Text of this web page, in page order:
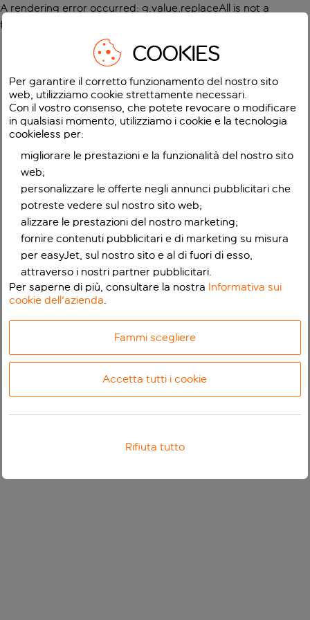
A rendering error occurred: g.value.replaceAll is not a
function
COOKIES
Per garantire il corretto funzionamento del nostro sito
web, utilizziamo cookie strettamente necessari.
Con il vostro consenso, che potete revocare o modificare
in qualsiasi momento, utilizziamo i cookie e la tecnologia
cookieless per:
migliorare le prestazioni e la funzionalità del nostro sito
web;
personalizzare le offerte negli annunci pubblicitari che
potreste vedere sul nostro sito web;
alizzare le prestazioni del nostro marketing;
fornire contenuti pubblicitari e di marketing su misura
per easyJet, sul nostro sito e al di fuori di esso,
attraverso i nostri partner pubblicitari.
Per saperne di più, consultare la nostra Informativa sui
cookie dell'azienda.
Fammi scegliere
Accetta tutti i cookie
Rifiuta tutto